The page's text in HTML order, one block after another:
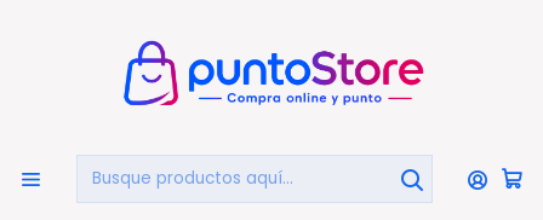
Inicio
Asiento Para Teclado O Piano Acolchado Sonun - Ps